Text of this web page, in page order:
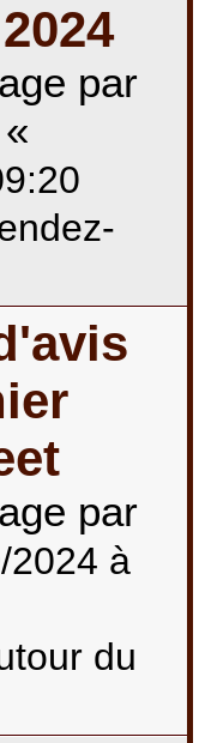
par
«
par
2024 à
du